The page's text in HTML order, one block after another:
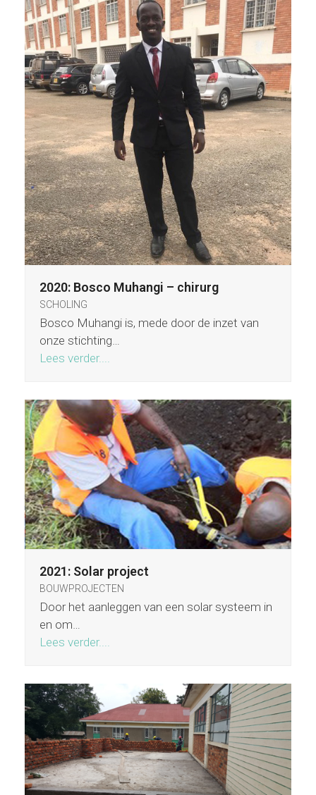
2020: Bosco Muhangi – chirurg
SCHOLING
Bosco Muhangi is, mede door de inzet van
onze stichting…
Lees verder....
2021: Solar project
BOUWPROJECTEN
Door het aanleggen van een solar systeem in
en om…
Lees verder....